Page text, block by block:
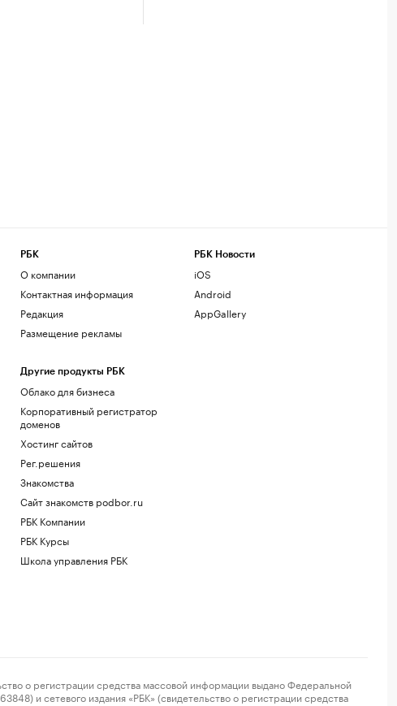
РБК
О компании
Контактная информация
Редакция
Размещение рекламы
Другие продукты РБК
Облако для бизнеса
Корпоративный регистратор
доменов
Хостинг сайтов
Рег.решения
Знакомства
Сайт знакомств podbor.ru
РБК Компании
РБК Курсы
Школа управления РБК
РБК Новости
iOS
Android
AppGallery
о регистрации средства массовой информации выдано Федеральной
и сетевого издания «РБК» (свидетельство о регистрации средства